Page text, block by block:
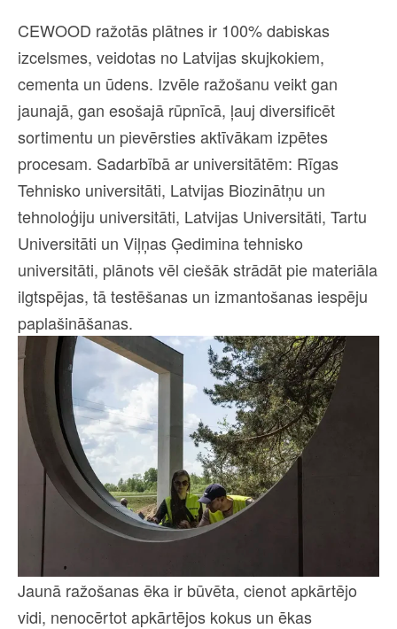
CEWOOD ražotās plātnes ir 100% dabiskas
izcelsmes, veidotas no Latvijas skujkokiem,
cementa un ūdens. Izvēle ražošanu veikt gan
jaunajā, gan esošajā rūpnīcā, ļauj diversificēt
sortimentu un pievērsties aktīvākam izpētes
procesam. Sadarbībā ar universitātēm: Rīgas
Tehnisko universitāti, Latvijas Biozinātņu un
tehnoloģiju universitāti, Latvijas Universitāti, Tartu
Universitāti un Viļņas Ģedimina tehnisko
universitāti, plānots vēl ciešāk strādāt pie materiāla
ilgtspējas, tā testēšanas un izmantošanas iespēju
paplašināšanas.
Jaunā ražošanas ēka ir būvēta, cienot apkārtējo
vidi, nenocērtot apkārtējos kokus un ēkas